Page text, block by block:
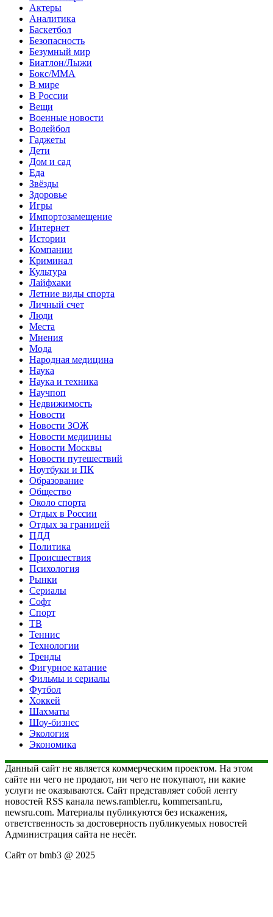
Актеры
Аналитика
Баскетбол
Безопасность
Безумный мир
Биатлон/Лыжи
Бокс/MMA
В мире
В России
Вещи
Военные новости
Волейбол
Гаджеты
Дети
Дом и сад
Еда
Звёзды
Здоровье
Игры
Импортозамещение
Интернет
Истории
Компании
Криминал
Культура
Лайфхаки
Летние виды спорта
Личный счет
Люди
Места
Мнения
Мода
Народная медицина
Наука
Наука и техника
Научпоп
Недвижимость
Новости
Новости ЗОЖ
Новости медицины
Новости Москвы
Новости путешествий
Ноутбуки и ПК
Образование
Общество
Около спорта
Отдых в России
Отдых за границей
ПДД
Политика
Происшествия
Психология
Рынки
Сериалы
Софт
Спорт
ТВ
Теннис
Технологии
Тренды
Фигурное катание
Фильмы и сериалы
Футбол
Хоккей
Шахматы
Шоу-бизнес
Экология
Экономика
Данный сайт не является коммерческим проектом. На этом
сайте ни чего не продают, ни чего не покупают, ни какие
услуги не оказываются. Сайт представляет собой ленту
новостей RSS канала news.rambler.ru, kommersant.ru,
newsru.com. Материалы публикуются без искажения,
ответственность за достоверность публикуемых новостей
Администрация сайта не несёт.
Сайт от bmb3 @ 2025